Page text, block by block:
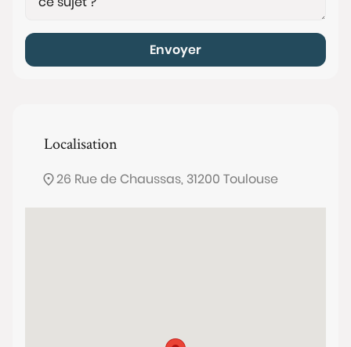
Envoyer
Localisation
26 Rue de Chaussas, 31200 Toulouse